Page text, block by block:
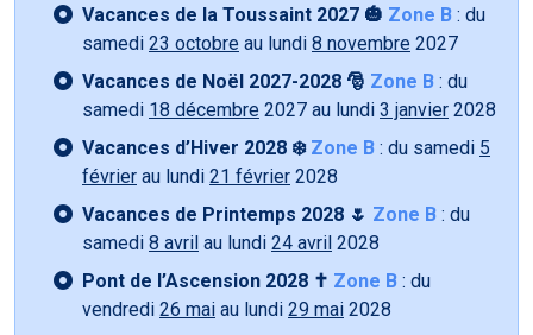
Vacances de la Toussaint 2027 🎃 Zone B : du
samedi 23 octobre au lundi 8 novembre 2027
Vacances de Noël 2027-2028 🎅 Zone B : du
samedi 18 décembre 2027 au lundi 3 janvier 2028
Vacances d’Hiver 2028 ❄️ Zone B : du samedi 5
février au lundi 21 février 2028
Vacances de Printemps 2028 🌷 Zone B : du
samedi 8 avril au lundi 24 avril 2028
Pont de l’Ascension 2028 ✝️ Zone B : du
vendredi 26 mai au lundi 29 mai 2028